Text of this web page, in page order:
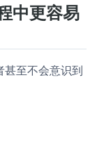
中更容易
甚至不会意识到